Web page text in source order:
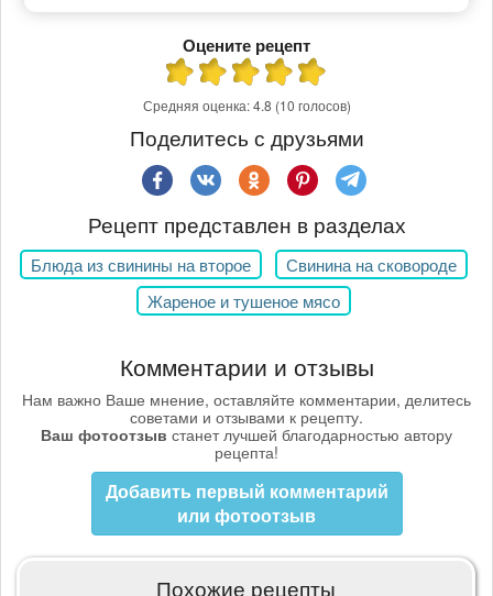
Оцените рецепт
Средняя оценка:4.8 (10 голосов)
Поделитесь с друзьями
Рецепт представлен в разделах
Блюда из свинины на второе
Свинина на сковороде
Жареное и тушеное мясо
Комментарии и отзывы
Нам важно Ваше мнение, оставляйте комментарии, делитесь
советами и отзывами к рецепту.
Ваш фотоотзыв станет лучшей благодарностью автору
рецепта!
Добавить первый комментарий
или фотоотзыв
Похожие рецепты